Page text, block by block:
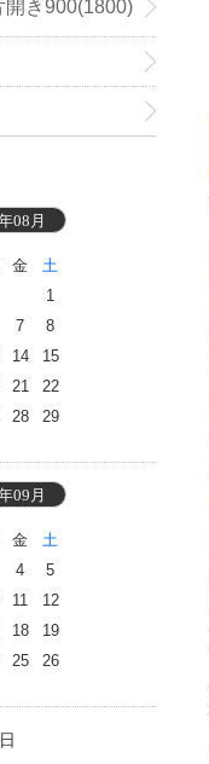
開き900(1800)
08月
金
土
1
7
8
14
15
21
22
28
29
09月
金
土
4
5
11
12
18
19
25
26